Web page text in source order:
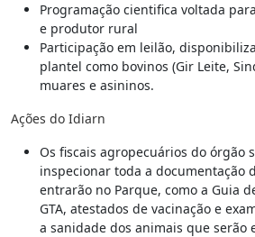
Programação cientifica voltada
e produtor rural
Participação em leilão,
plantel como bovinos (Gir Leite,
muares e asininos.
Ações do Idiarn
Os fiscais agropecuários do órgão
inspecionar toda a documentação
entrarão no Parque, como a Guia
GTA, atestados de vacinação e
a sanidade dos animais que serão